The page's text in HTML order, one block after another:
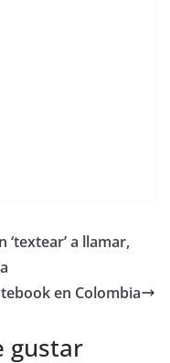
a llamar,
en Colombia
gustar